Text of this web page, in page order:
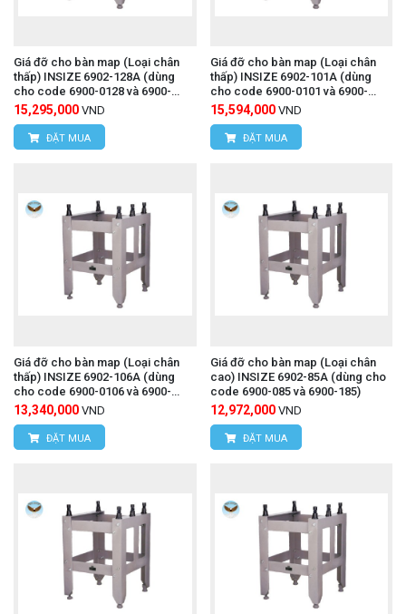
Giá đỡ cho bàn map (Loại chân
thấp) INSIZE 6902-128A (dùng
cho code 6900-0128 và 6900-
1128)
15,295,000 VND
ĐẶT MUA
Giá đỡ cho bàn map (Loại chân
thấp) INSIZE 6902-101A (dùng
cho code 6900-0101 và 6900-
1101)
15,594,000 VND
ĐẶT MUA
Giá đỡ cho bàn map (Loại chân
thấp) INSIZE 6902-106A (dùng
cho code 6900-0106 và 6900-
1106)
13,340,000 VND
ĐẶT MUA
Giá đỡ cho bàn map (Loại chân
cao) INSIZE 6902-85A (dùng cho
code 6900-085 và 6900-185)
12,972,000 VND
ĐẶT MUA